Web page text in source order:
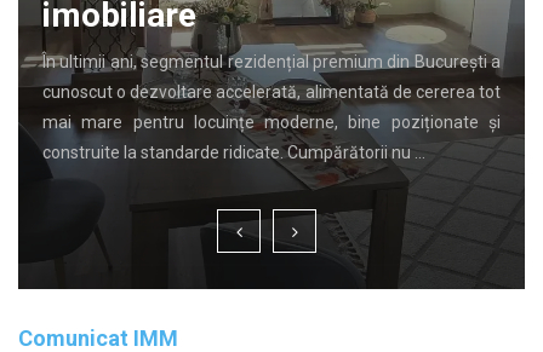
a
tot
și
Mulți oameni ignoră durerile abdominale ușoare și
disconfort digestiv. Totuși, simptomele aparent
ascunde uneori afecțiuni hepatobiliare severe.
timpurie a oricărei anomalii la nivelul organelor interne
…
Comunicat IMM